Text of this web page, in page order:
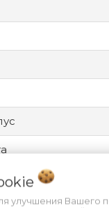
улучшения Вашего